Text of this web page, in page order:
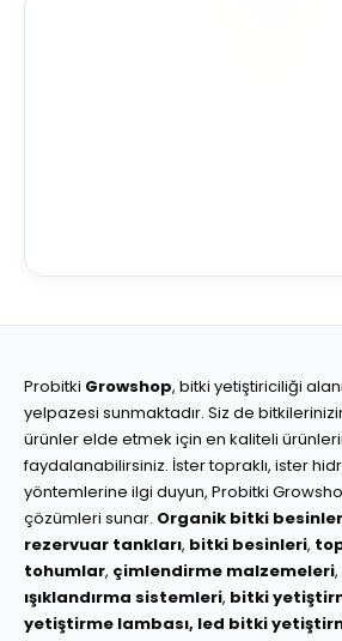
Probitki Growshop, bitki yetiştiriciliği
yelpazesi sunmaktadır. Siz de
ürünler elde etmek için en kaliteli
faydalanabilirsiniz. İster topraklı, ister
yöntemlerine ilgi duyun, Probitki
çözümleri sunar. Organik bitki
rezervuar tankları, bitki besinleri,
tohumlar, çimlendirme malzemeleri,
ışıklandırma sistemleri, bitki
yetiştirme lambası, led bitki